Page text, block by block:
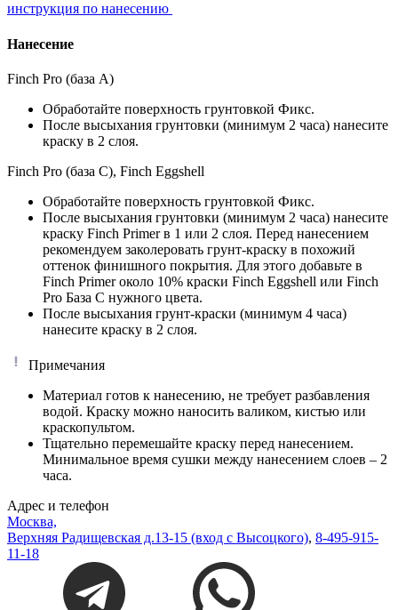
инструкция по нанесению
Нанесение
Finch Pro (база А)
Обработайте поверхность грунтовкой Фикс.
После высыхания грунтовки (минимум 2 часа) нанесите
краску в 2 слоя.
Finch Pro (база C), Finch Eggshell
Обработайте поверхность грунтовкой Фикс.
После высыхания грунтовки (минимум 2 часа) нанесите
краску Finch Primer в 1 или 2 слоя. Перед нанесением
рекомендуем заколеровать грунт-краску в похожий
оттенок финишного покрытия. Для этого добавьте в
Finch Primer около 10% краски Finch Eggshell или Finch
Pro База C нужного цвета.
После высыхания грунт-краски (минимум 4 часа)
нанесите краску в 2 слоя.
Примечания
Материал готов к нанесению, не требует разбавления
водой. Краску можно наносить валиком, кистью или
краскопультом.
Тщательно перемешайте краску перед нанесением.
Минимальное время сушки между нанесением слоев – 2
часа.
Адрес и телефон
Москва,
Верхняя Радищевская д.13-15 (вход с Высоцкого), 8-495-915-
11-18